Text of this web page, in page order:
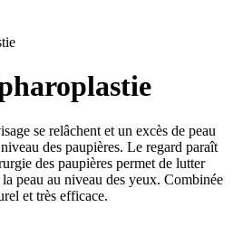
se relâchent et un excès de peau
des paupières. Le regard paraît
des paupières permet de lutter
peau au niveau des yeux. Combinée
et très efficace.